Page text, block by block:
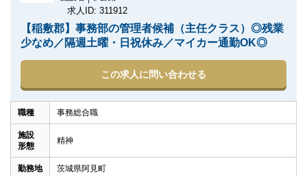
求人ID: 311912
【稲敷郡】事務部の管理者候補（主任クラス）◎残業
少なめ／隔週土曜・日祝休み／マイカー通勤OK◎
この求人に問い合わせる
職種 事務総合職
施設
形態
精神
勤務地 茨城県阿見町